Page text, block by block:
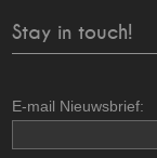
Stay in touch!
E-mail Nieuwsbrief: